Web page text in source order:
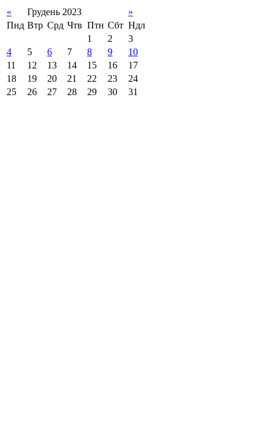
« Грудень 2023
»
Пнд Втр Срд Чтв Птн Сбт Ндл
1
2
3
4
5 6 7 8 9
10
11
12 13 14 15 16
17
18
19 20 21 22 23
24
25
26 27 28 29 30 31